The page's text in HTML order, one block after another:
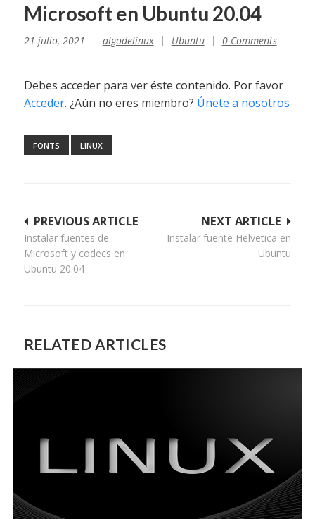
Microsoft en Ubuntu 20.04
21 julio, 2021 algodelinux Ubuntu 0 Comments
Debes acceder para ver éste contenido. Por favor
Acceder. ¿Aún no eres miembro? Únete a nosotros
FONTS LINUX
Navegación
de
entradas
NEXT ARTICLE
Instalar fuente Helvetica en
Ubuntu
PREVIOUS ARTICLE
Instalar fuentes de
Microsoft y codecs en
Ubuntu 20.04
RELATED ARTICLES